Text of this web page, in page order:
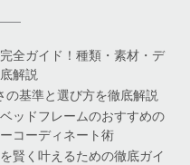
全ガイド！種類・素材・デ
解説
基準と選び方を徹底解説
ッドフレームのおすすめの
コーディネート術
賢く叶えるための徹底ガイ